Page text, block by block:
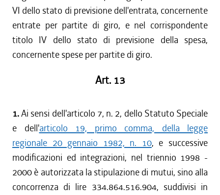
VI dello stato di previsione dell'entrata, concernente
entrate per partite di giro, e nel corrispondente
titolo IV dello stato di previsione della spesa,
concernente spese per partite di giro.
Art. 13
1.Ai sensi dell'articolo 7, n. 2, dello Statuto Speciale
e dell'articolo 19, primo comma, della legge
regionale 20 gennaio 1982, n. 10, e successive
modificazioni ed integrazioni, nel triennio 1998 -
2000 è autorizzata la stipulazione di mutui, sino alla
concorrenza di lire 334.864.516.904, suddivisi in